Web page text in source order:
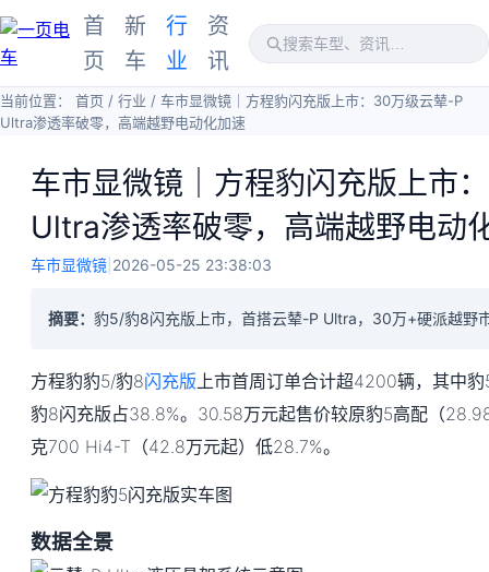
首
页
新
车
行
业
资
讯
当前位置： 首页 / 行业 / 车市显微镜｜方程豹闪充版上市：30万级云辇-P
Ultra渗透率破零，高端越野电动化加速
车市显微镜｜方程豹闪充版上市
Ultra渗透率破零，高端越野电动
车市显微镜 2026-05-25 23:38:03
摘要： 豹5/豹8闪充版上市，首搭云辇-P Ultra，30万+硬派越野
方程豹豹5/豹8闪充版上市首周订单合计超4200辆，其中
豹8闪充版占38.8%。30.58万元起售价较原豹5高配（
克700 Hi4-T（42.8万元起）低28.7%。
数据全景